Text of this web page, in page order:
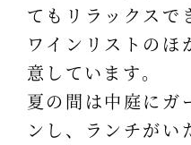
てもリラックスで
ワインリストのほ
意しています。
夏の間は中庭にガ
ンし、ランチがい